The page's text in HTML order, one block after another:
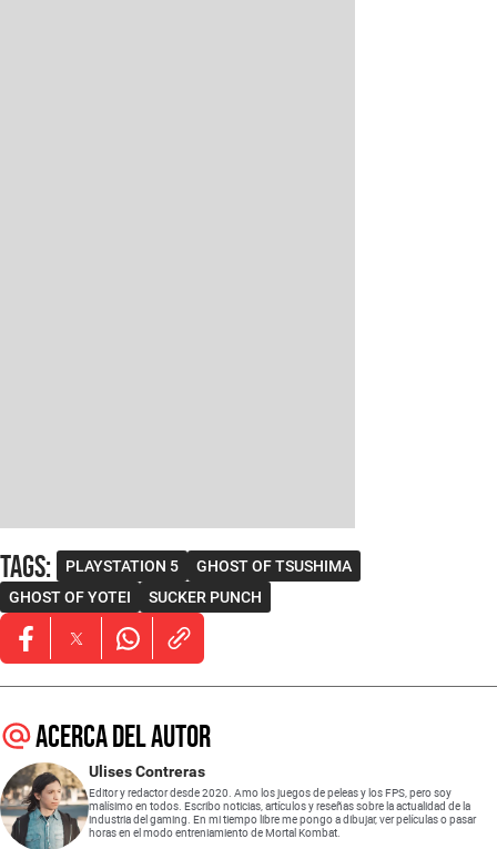
Tags: PLAYSTATION 5
GHOST OF TSUSHIMA
GHOST OF YOTEI
SUCKER PUNCH
Opens in new window
Opens in new window
Opens in new window
Acerca del autor
Ulises Contreras
Editor y redactor desde 2020. Amo los juegos de peleas y los FPS, pero soy
malísimo en todos. Escribo noticias, artículos y reseñas sobre la actualidad de la
industria del gaming. En mi tiempo libre me pongo a dibujar, ver películas o pasar
horas en el modo entreniamiento de Mortal Kombat.